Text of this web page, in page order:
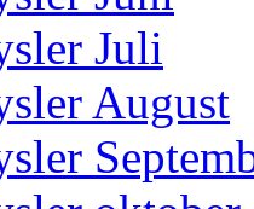
Juli
August